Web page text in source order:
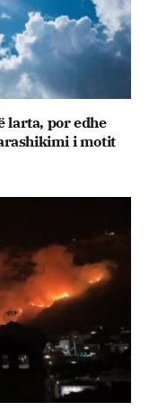
larta, por edhe
i motit